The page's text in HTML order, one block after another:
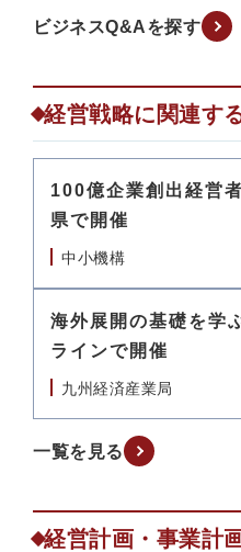
ビジネスQ&Aを探す
経営戦略に関連す
100億企業創出経営
県で開催
中小機構
海外展開の基礎を学
ラインで開催
九州経済産業局
一覧を見る
経営計画・事業計